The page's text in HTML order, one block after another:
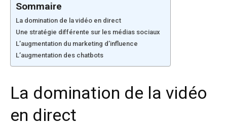
Sommaire
La domination de la vidéo en direct
Une stratégie différente sur les médias sociaux
L’augmentation du marketing d’influence
L’augmentation des chatbots
La domination de la vidéo
en direct